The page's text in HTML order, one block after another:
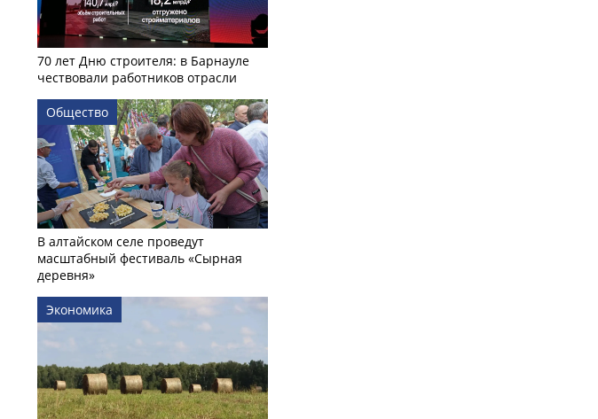
70 лет Дню строителя: в Барнауле
чествовали работников отрасли
Общество
В алтайском селе проведут
масштабный фестиваль «Сырная
деревня»
Экономика